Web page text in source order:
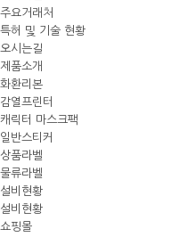
주요거래처
특허 및 기술 현황
오시는길
제품소개
화환리본
감열프린터
캐릭터 마스크팩
일반스티커
상품라벨
물류라벨
설비현황
설비현황
쇼핑몰